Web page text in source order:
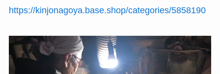
https://kinjonagoya.base.shop/categories/5858190